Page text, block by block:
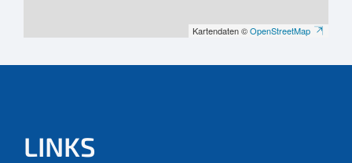
Kartendaten ©OpenStreetMap
LINKS